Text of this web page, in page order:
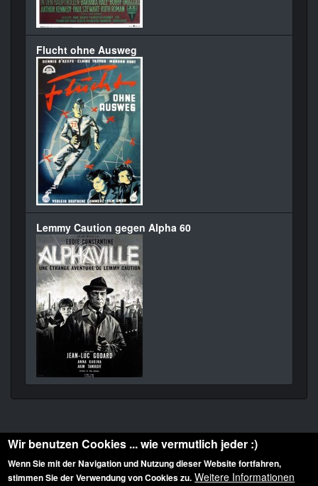
Flucht ohne Ausweg
Lemmy Caution gegen Alpha 60
Diese Website ist urheberrechtlich geschützt: © 2010-2026 der Film Noir de. Alle
Wir benutzen Cookies ... wie vermutlich jeder :)
Wenn Sie mit der Navigation und Nutzung dieser Website fortfahren,
stimmen Sie der Verwendung von Cookies zu. Weitere Informationen